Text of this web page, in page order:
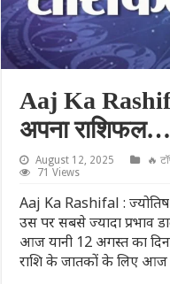
Aaj Ka
अपना राशिफल…
August 12, 2025 🔥
71 Views
Aaj Ka Rashifal : ज्योतिष
उस पर सबसे ज्यादा प्रभाव
आज यानी 12 अगस्त का
राशि के जातकों के लिए